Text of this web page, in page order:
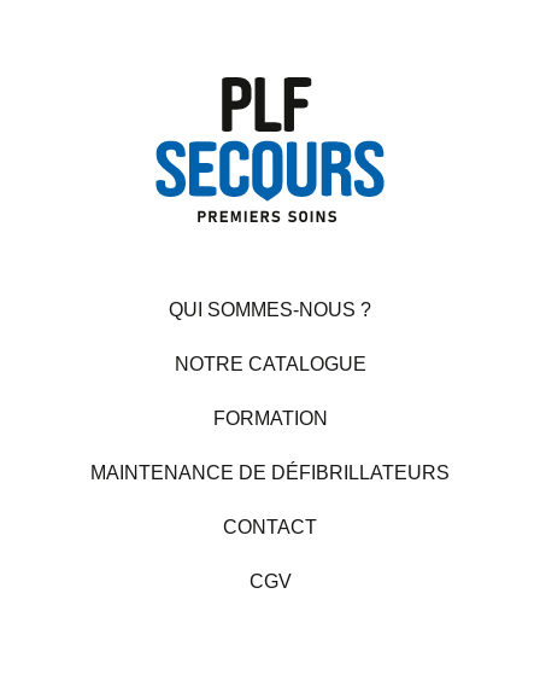
QUI SOMMES-NOUS ?
NOTRE CATALOGUE
FORMATION
MAINTENANCE DE DÉFIBRILLATEURS
CONTACT
CGV